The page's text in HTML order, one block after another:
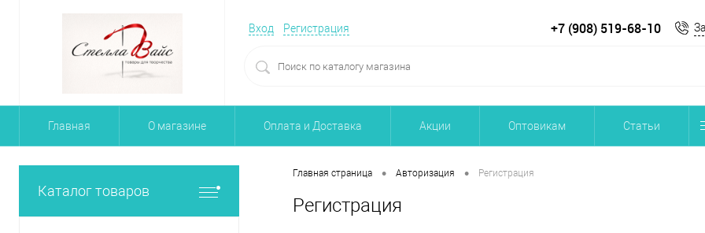
Вход Регистрация +7 (908) 519-68-10
Главная О магазине Оплата и Доставка Акции Оптовикам Статьи
Каталог товаров
Главная страница • Авторизация • Регистрация
Регистрация